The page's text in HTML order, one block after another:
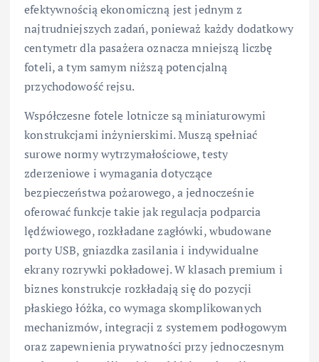
efektywnością ekonomiczną jest jednym z
najtrudniejszych zadań, ponieważ każdy dodatkowy
centymetr dla pasażera oznacza mniejszą liczbę
foteli, a tym samym niższą potencjalną
przychodowość rejsu.
Współczesne fotele lotnicze są miniaturowymi
konstrukcjami inżynierskimi. Muszą spełniać
surowe normy wytrzymałościowe, testy
zderzeniowe i wymagania dotyczące
bezpieczeństwa pożarowego, a jednocześnie
oferować funkcje takie jak regulacja podparcia
lędźwiowego, rozkładane zagłówki, wbudowane
porty USB, gniazdka zasilania i indywidualne
ekrany rozrywki pokładowej. W klasach premium i
biznes konstrukcje rozkładają się do pozycji
płaskiego łóżka, co wymaga skomplikowanych
mechanizmów, integracji z systemem podłogowym
oraz zapewnienia prywatności przy jednoczesnym